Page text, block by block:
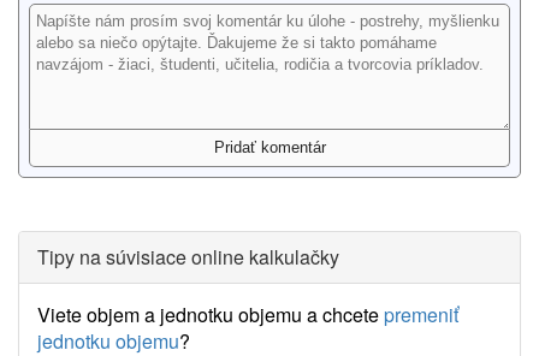
Tipy na súvisiace online kalkulačky
Viete objem a jednotku objemu a chcetepremeniť
jednotku objemu?